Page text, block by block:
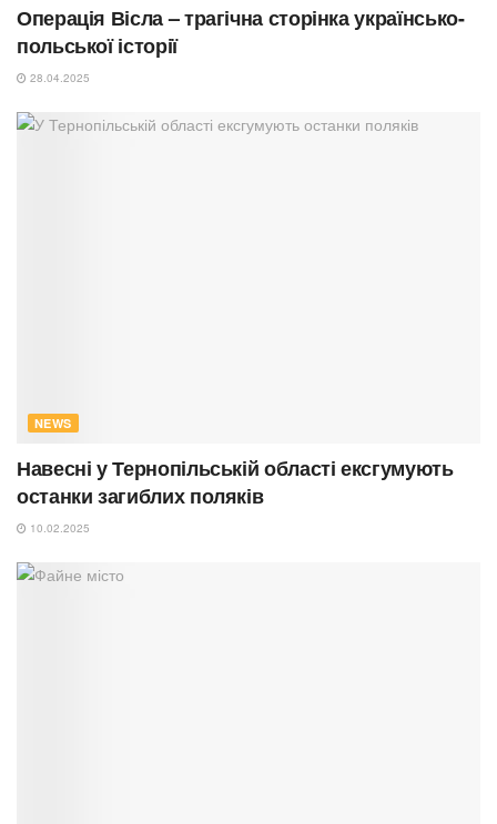
Операція Вісла – трагічна сторінка українсько-
польської історії
28.04.2025
NEWS
Навесні у Тернопільській області ексгумують
останки загиблих поляків
10.02.2025